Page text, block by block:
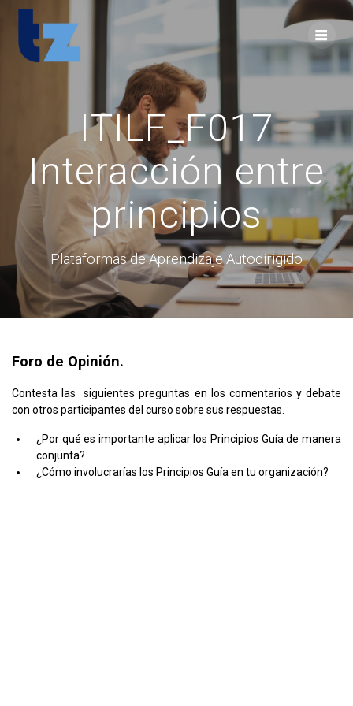
ITILF_F017
Interacción entre
principios
Plataformas de Aprendizaje Autodirigido
Foro de Opinión.
Contesta las siguientes preguntas en los comentarios y debate
con otros participantes del curso sobre sus respuestas.
¿Por qué es importante aplicar los Principios Guía de manera
conjunta?
¿Cómo involucrarías los Principios Guía en tu organización?